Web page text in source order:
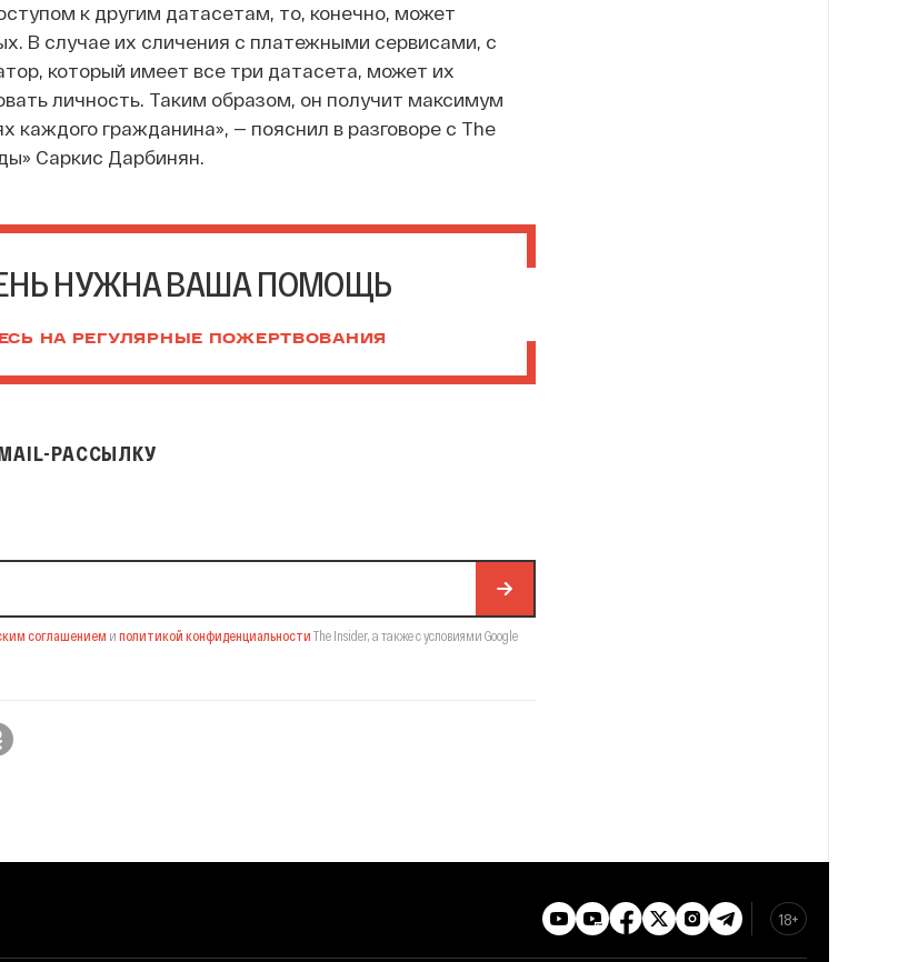
к другим датасетам, то, конечно, может
В случае их сличения с платежными сервисами, с
который имеет все три датасета, может их
личность. Таким образом, он получит максимум
гражданина», — пояснил в разговоре с The
Саркис Дарбинян.
НУЖНА ВАША ПОМОЩЬ
НА РЕГУЛЯРНЫЕ ПОЖЕРТВОВАНИЯ
РАССЫЛКУ
соглашением и политикой конфиденциальности The Insider, а также с условиями Google
18+